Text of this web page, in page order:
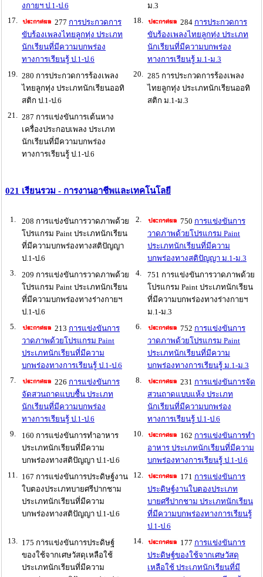
งกายฯ ป.1-ป.6
ม.3
17.
277 การประกวดการ
ขับร้องเพลงไทยลูกทุ่ง ประเภท
นักเรียนที่มีความบกพร่อง
ทางการเรียนรู้ ป.1-ป.6
18. 284 การประกวดการ
ขับร้องเพลงไทยลูกทุ่ง ประเภท
นักเรียนที่มีความบกพร่อง
ทางการเรียนรู้ ม.1-ม.3
19.
280 การประกวดการร้องเพลง
ไทยลูกทุ่ง ประเภทนักเรียนออทิ
สติก ป.1-ป.6
20.
285 การประกวดการร้องเพลง
ไทยลูกทุ่ง ประเภทนักเรียนออทิ
สติก ม.1-ม.3
21.
287 การแข่งขันการเต้นหาง
เครื่องประกอบเพลง ประเภท
นักเรียนที่มีความบกพร่อง
ทางการเรียนรู้ ป.1-ป.6
021 เรียนรวม - การงานอาชีพและเทคโนโลยี
1.
208 การแข่งขันการวาดภาพด้วย
โปรแกรม Paint ประเภทนักเรียน
ที่มีความบกพร่องทางสติปัญญา
ป.1-ป.6
2. 750 การแข่งขันการ
วาดภาพด้วยโปรแกรม Paint
ประเภทนักเรียนที่มีความ
บกพร่องทางสติปัญญา ม.1-ม.3
3.
209 การแข่งขันการวาดภาพด้วย
โปรแกรม Paint ประเภทนักเรียน
ที่มีความบกพร่องทางร่างกายฯ
ป.1-ป.6
4.
751 การแข่งขันการวาดภาพด้วย
โปรแกรม Paint ประเภทนักเรียน
ที่มีความบกพร่องทางร่างกายฯ
ม.1-ม.3
5.
213 การแข่งขันการ
วาดภาพด้วยโปรแกรม Paint
ประเภทนักเรียนที่มีความ
บกพร่องทางการเรียนรู้ ป.1-ป.6
6. 752 การแข่งขันการ
วาดภาพด้วยโปรแกรม Paint
ประเภทนักเรียนที่มีความ
บกพร่องทางการเรียนรู้ ม.1-ม.3
7.
226 การแข่งขันการ
จัดสวนถาดแบบชื้น ประเภท
นักเรียนที่มีความบกพร่อง
ทางการเรียนรู้ ป.1-ป.6
8. 231 การแข่งขันการจัด
สวนถาดแบบแห้ง ประเภท
นักเรียนที่มีความบกพร่อง
ทางการเรียนรู้ ป.1-ป.6
9.
160 การแข่งขันการทำอาหาร
ประเภทนักเรียนที่มีความ
บกพร่องทางสติปัญญา ป.1-ป.6
10. 162 การแข่งขันการทำ
อาหาร ประเภทนักเรียนที่มีความ
บกพร่องทางการเรียนรู้ ป.1-ป.6
11.
167 การแข่งขันการประดิษฐ์งาน
ใบตองประเภทบายศรีปากชาม
ประเภทนักเรียนที่มีความ
บกพร่องทางสติปัญญา ป.1-ป.6
12. 171 การแข่งขันการ
ประดิษฐ์งานใบตองประเภท
บายศรีปากชาม ประเภทนักเรียน
ที่มีความบกพร่องทางการเรียนรู้
ป.1-ป.6
13.
175 การแข่งขันการประดิษฐ์
ของใช้จากเศษวัสดุเหลือใช้
ประเภทนักเรียนที่มีความ
14. 177 การแข่งขันการ
ประดิษฐ์ของใช้จากเศษวัสดุ
เหลือใช้ ประเภทนักเรียนที่มี